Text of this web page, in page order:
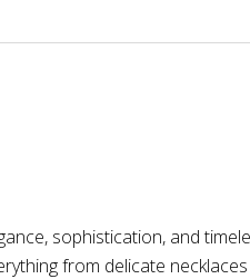
sophistication, and
from delicate